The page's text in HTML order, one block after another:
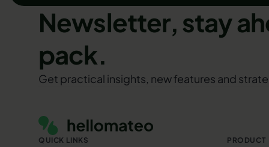
Newsletter, stay
pack.
Get practical insights, new features and
QUICK LINKS PRODUCT